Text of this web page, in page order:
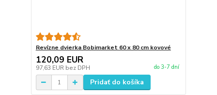
Revízne dvierka Bobimarket 60 x 80 cm kovové
120,09 EUR
97,63 EUR bez DPH do 3-7 dní
Pridať do košíka